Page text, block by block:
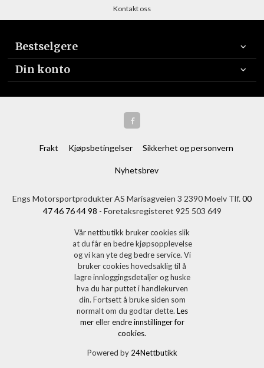
Kontakt oss
Bestselgere
Din konto
Frakt Kjøpsbetingelser Sikkerhet og personvern
Nyhetsbrev
Engs Motorsportprodukter AS Marisagveien 3 2390 Moelv Tlf.00
47 46 76 44 98 - Foretaksregisteret 925 503 649
Vår nettbutikk bruker cookies slik
at du får en bedre kjøpsopplevelse
og vi kan yte deg bedre service. Vi
bruker cookies hovedsaklig til å
lagre innloggingsdetaljer og huske
hva du har puttet i handlekurven
din. Fortsett å bruke siden som
normalt om du godtar dette. Les
merellerendre innstillinger for
cookies.
Powered by 24Nettbutikk